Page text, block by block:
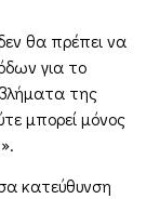
θα πρέπει να
για το
της
μπορεί μόνος
κατεύθυνση